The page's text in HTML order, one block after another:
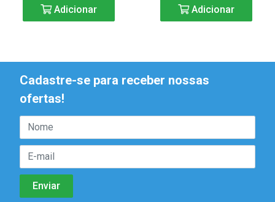
Adicionar Adicionar
Cadastre-se para receber nossas
ofertas!